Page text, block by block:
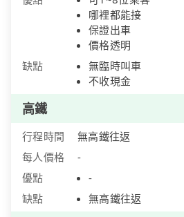
哪裡都能接
保證出車
價格透明
缺點
無臨時叫車
不收現金
高鐵
行程時間
無高鐵往返
每人價格
-
優點
-
缺點
無高鐵往返